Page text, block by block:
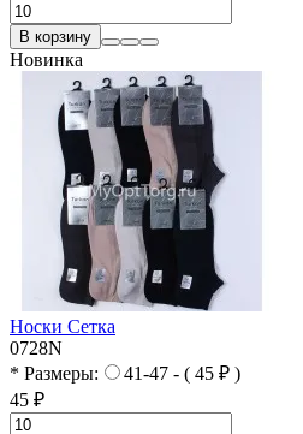
В корзину
Новинка
Носки Сетка
0728N
* Размеры:
41-47 - ( 45 ₽ )
45 ₽